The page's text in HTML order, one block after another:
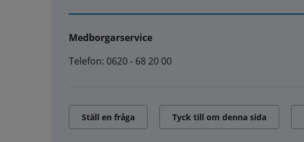
Medborgarservice
Telefon: 0620 - 68 20 00
Ställ en fråga Tyck till om denna sida